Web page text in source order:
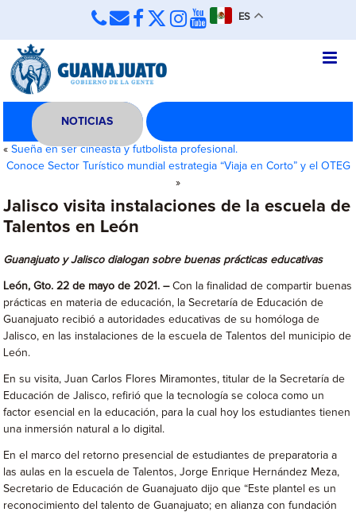
ES
NOTICIAS
«Sueña en ser cineasta y futbolista profesional.
Conoce Sector Turístico mundial estrategia “Viaja en Corto” y el OTEG
»
Jalisco visita instalaciones de la escuela de
Talentos en León
Guanajuato y Jalisco dialogan sobre buenas prácticas educativas
León, Gto. 22 de mayo de 2021. –Con la finalidad de compartir buenas
prácticas en materia de educación, la Secretaría de Educación de
Guanajuato recibió a autoridades educativas de su homóloga de
Jalisco, en las instalaciones de la escuela de Talentos del municipio de
León.
En su visita, Juan Carlos Flores Miramontes, titular de la Secretaría de
Educación de Jalisco, refirió que la tecnología se coloca como un
factor esencial en la educación, para la cual hoy los estudiantes tienen
una inmersión natural a lo digital.
En el marco del retorno presencial de estudiantes de preparatoria a
las aulas en la escuela de Talentos, Jorge Enrique Hernández Meza,
Secretario de Educación de Guanajuato dijo que “Este plantel es un
reconocimiento del talento de Guanajuato; en alianza con fundación